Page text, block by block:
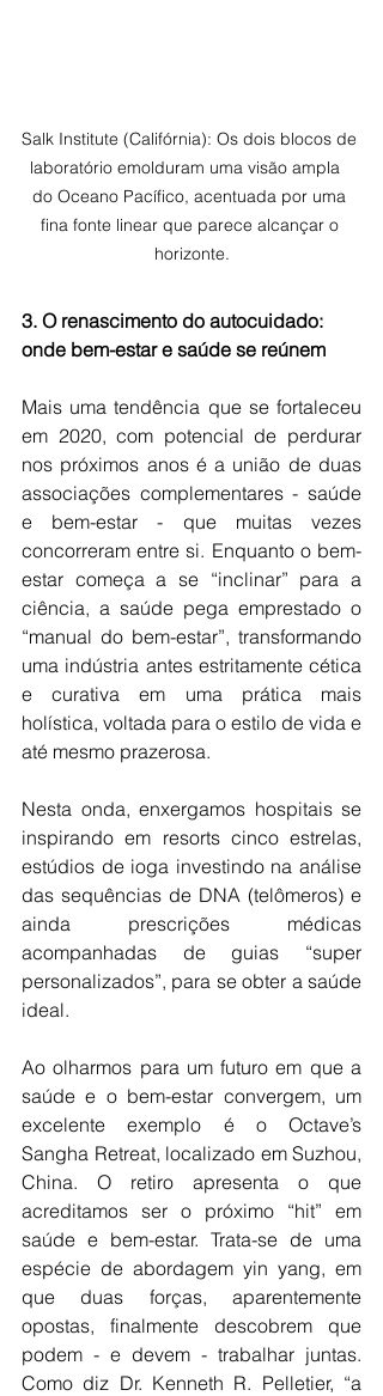
Salk Institute (Califórnia): Os dois blocos de
laboratório emolduram uma visão ampla
do Oceano Pacífico, acentuada por uma
fina fonte linear que parece alcançar o
horizonte.
3. O renascimento do autocuidado:
onde bem-estar e saúde se reúnem
Mais uma tendência que se fortaleceu
em 2020, com potencial de perdurar
nos próximos anos é a união de duas
associações complementares - saúde
e bem-estar - que muitas vezes
concorreram entre si. Enquanto o bem-
estar começa a se “inclinar” para a
ciência, a saúde pega emprestado o
“manual do bem-estar”, transformando
uma indústria antes estritamente cética
e curativa em uma prática mais
holística, voltada para o estilo de vida e
até mesmo prazerosa.
Nesta onda, enxergamos hospitais se
inspirando em resorts cinco estrelas,
estúdios de ioga investindo na análise
das sequências de DNA (telômeros) e
ainda prescrições médicas
acompanhadas de guias “super
personalizados”, para se obter a saúde
ideal.
Ao olharmos para um futuro em que a
saúde e o bem-estar convergem, um
excelente exemplo é o Octave’s
Sangha Retreat, localizado em Suzhou,
China. O retiro apresenta o que
acreditamos ser o próximo “hit” em
saúde e bem-estar. Trata-se de uma
espécie de abordagem yin yang, em
que duas forças, aparentemente
opostas, finalmente descobrem que
podem - e devem - trabalhar juntas.
Como diz Dr. Kenneth R. Pelletier, “a